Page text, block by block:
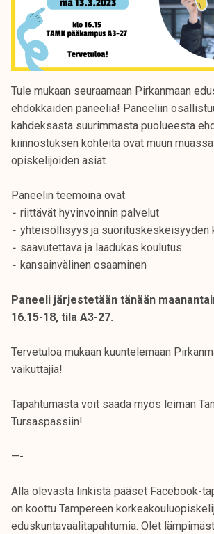
Tule mukaan seuraamaan Pirkanmaan
ehdokkaiden paneelia! Paneeliin
kahdeksasta suurimmasta puolueesta
kiinnostuksen kohteita ovat muun
opiskelijoiden asiat.
Paneelin teemoina ovat
⁃ riittävät hyvinvoinnin palvelut
⁃ yhteisöllisyys ja suorituskeskeisyyden
⁃ saavutettava ja laadukas koulutus
⁃ kansainvälinen osaaminen
Paneeli järjestetään tänään
16.15-18, tila A3-27.
Tervetuloa mukaan kuuntelemaan
vaikuttajia!
Tapahtumasta voit saada myös leiman
Tursaspassiin!
—-
Alla olevasta linkistä pääset Facebook-
on koottu Tampereen
eduskuntavaalitapahtumia. Olet